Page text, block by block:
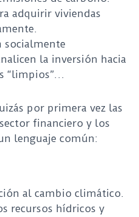
adquirir viviendas
socialmente
la inversión hacia
“limpios”…
por primera vez las
financiero y los
lenguaje común:
al cambio climático.
recursos hídricos y